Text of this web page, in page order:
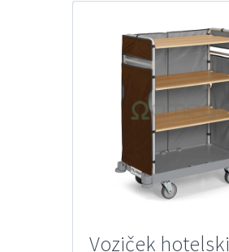
Voziček hotelski